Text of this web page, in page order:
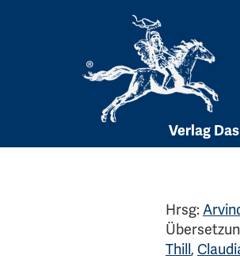
Verlag
Hrsg:
Thill,